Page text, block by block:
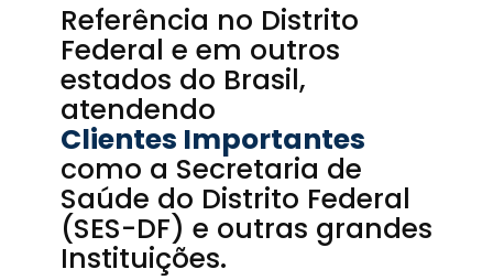
Referência no Distrito
Federal e em outros
estados do Brasil,
atendendo
Clientes Importantes
como a Secretaria de
Saúde do Distrito Federal
(SES-DF) e outras grandes
Instituições.